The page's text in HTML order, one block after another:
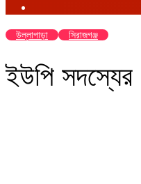
উল্লাপাড়া সিরাজগঞ্জ
ইউপি সদস্যের